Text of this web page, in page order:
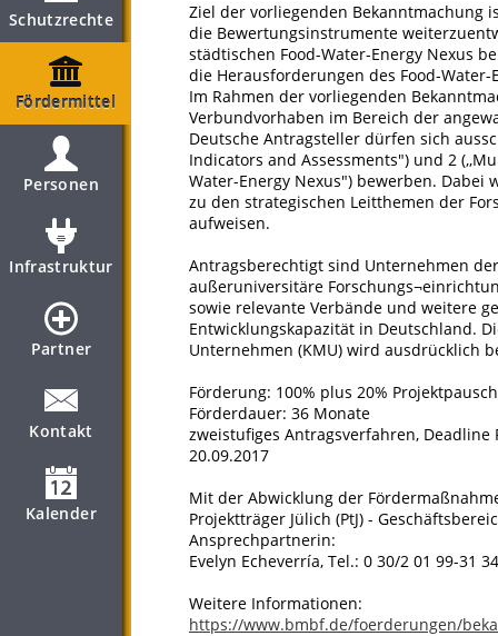
Schutzrechte
Fördermittel
Personen
Infrastruktur
Partner
Kontakt
Kalender
Ziel der vorliegenden Bekanntmachung
die Bewertungsinstrumente
städtischen Food-Water-Energy Nexus
die Herausforderungen des Food-
Im Rahmen der vorliegenden
Verbundvorhaben im Bereich der
Deutsche Antragsteller dürfen sich
Indicators and Assessments") und 2
Water-Energy Nexus") bewerben.
zu den strategischen Leitthemen der
aufweisen.
Antragsberechtigt sind Unternehmen
außeruniversitäre
sowie relevante Verbände und weitere
Entwicklungskapazität in Deutschland.
Unternehmen (KMU) wird ausdrücklich
Förderung: 100% plus 20%
Förderdauer: 36 Monate
zweistufiges Antragsverfahren, Deadline
20.09.2017
Mit der Abwicklung der
Projektträger Jülich (PtJ) -
Ansprechpartnerin:
Evelyn Echeverría, Tel.: 0 30/2 01 99-31
Weitere Informationen:
https://www.bmbf.de/foerderungen/